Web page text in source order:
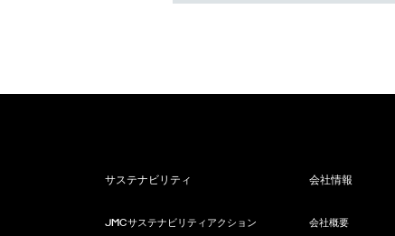
サステナビリティ
JMCサステナビリティアクション
会社情報
会社概要